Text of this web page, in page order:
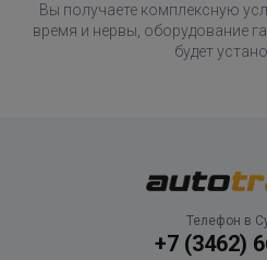
Вы получаете комплексную
время и нервы, оборудование
будет
Телефон в
+7 (3462)